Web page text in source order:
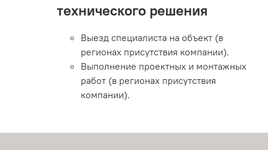
технического решения
Выезд специалиста на объект (в
регионах присутствия компании).
Выполнение проектных и монтажных
работ (в регионах присутствия
компании).